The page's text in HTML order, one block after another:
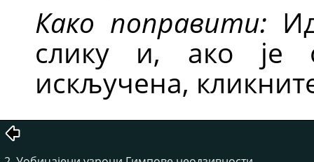
Како поправити:
слику и, ако је
искључена,